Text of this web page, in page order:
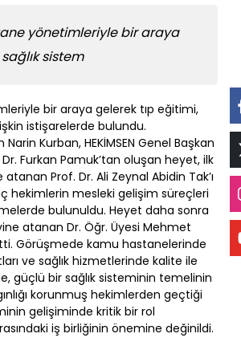
yönetimleriyle bir araya
sistem
bir araya gelerek tıp eğitimi,
istişarelerde bulundu.
Narin Kurban, HEKİMSEN Genel Başkan
Furkan Pamuk’tan oluşan heyet, ilk
Prof. Dr. Ali Zeynal Abidin Tak’ı
hekimlerin mesleki gelişim süreçleri
bulunuldu. Heyet daha sonra
atanan Dr. Öğr. Üyesi Mehmet
Görüşmede kamu hastanelerinde
ve sağlık hizmetlerinde kalite ile
güçlü bir sağlık sisteminin temelinin
korunmuş hekimlerden geçtiği
gelişiminde kritik bir rol
iş birliğinin önemine değinildi.